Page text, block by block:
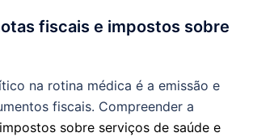
fiscais e impostos sobre
na rotina médica é a emissão e
fiscais. Compreender a
impostos sobre serviços de saúde e